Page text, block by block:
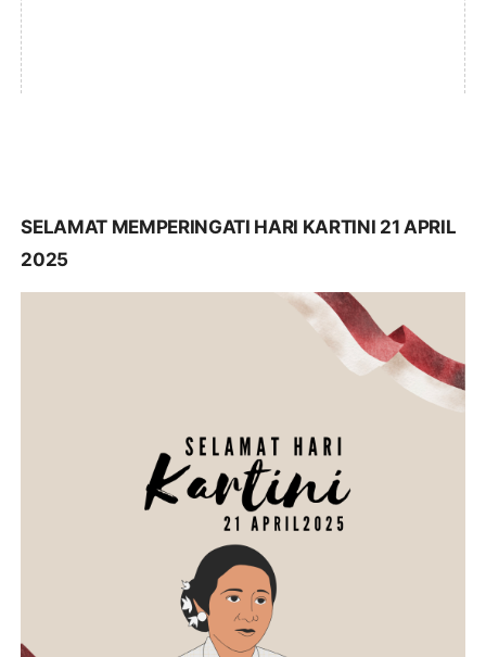
SELAMAT MEMPERINGATI HARI KARTINI 21 APRIL
2025